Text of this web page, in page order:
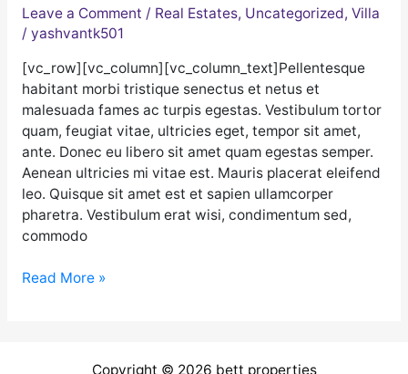
Leave a Comment / Real Estates, Uncategorized, Villa
/ yashvantk501
[vc_row][vc_column][vc_column_text]Pellentesque
habitant morbi tristique senectus et netus et
malesuada fames ac turpis egestas. Vestibulum tortor
quam, feugiat vitae, ultricies eget, tempor sit amet,
ante. Donec eu libero sit amet quam egestas semper.
Aenean ultricies mi vitae est. Mauris placerat eleifend
leo. Quisque sit amet est et sapien ullamcorper
pharetra. Vestibulum erat wisi, condimentum sed,
commodo
Read More »
Copyright © 2026 bett properties